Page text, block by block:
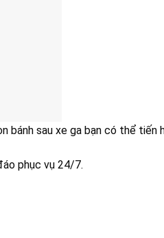
bánh sau xe ga bạn có thể tiến
phục vụ 24/7.